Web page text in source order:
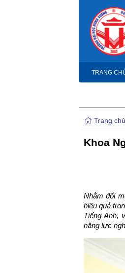
TRANG
Trang chủ
Khoa
Nhằm đổi
hiệu quả
Tiếng Anh,
năng lực